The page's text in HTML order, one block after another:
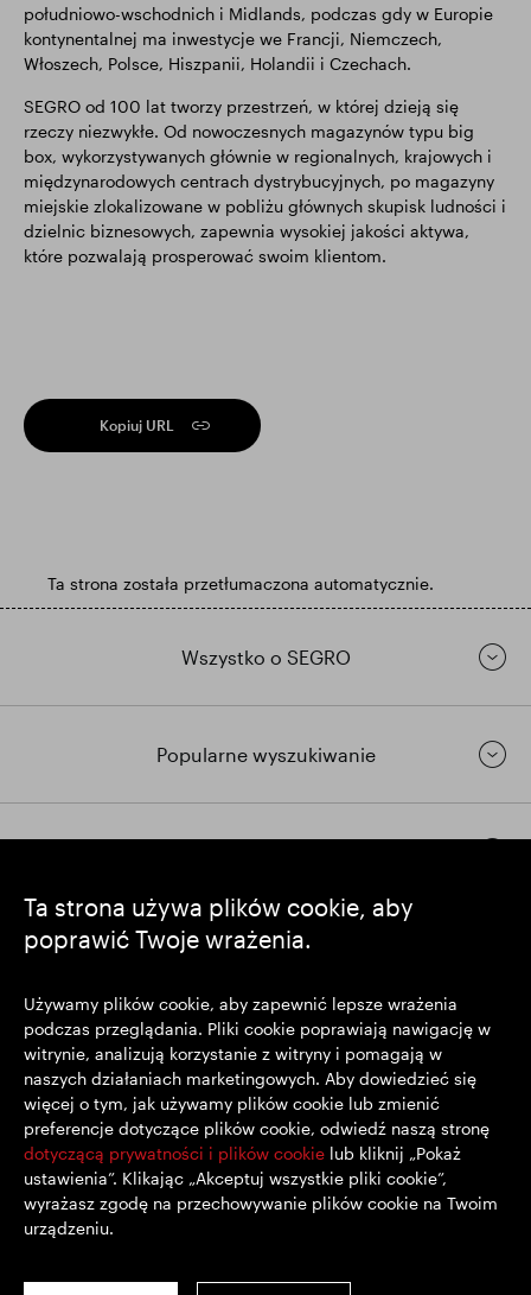
Ta strona używa plików cookie, aby
poprawić Twoje wrażenia.
Używamy plików cookie, aby zapewnić lepsze wrażenia
podczas przeglądania. Pliki cookie poprawiają nawigację w
witrynie, analizują korzystanie z witryny i pomagają w
naszych działaniach marketingowych. Aby dowiedzieć się
więcej o tym, jak używamy plików cookie lub zmienić
preferencje dotyczące plików cookie, odwiedź naszą stronę
dotyczącą prywatności i plików cookie lub kliknij „Pokaż
ustawienia”. Klikając „Akceptuj wszystkie pliki cookie”,
wyrażasz zgodę na przechowywanie plików cookie na Twoim
urządzeniu.
południowo-wschodnich i Midlands, podczas gdy w Europie
kontynentalnej ma inwestycje we Francji, Niemczech,
Włoszech, Polsce, Hiszpanii, Holandii i Czechach.
SEGRO od 100 lat tworzy przestrzeń, w której dzieją się
rzeczy niezwykłe. Od nowoczesnych magazynów typu big
box, wykorzystywanych głównie w regionalnych, krajowych i
międzynarodowych centrach dystrybucyjnych, po magazyny
miejskie zlokalizowane w pobliżu głównych skupisk ludności i
dzielnic biznesowych, zapewnia wysokiej jakości aktywa,
które pozwalają prosperować swoim klientom.
Kopiuj URL
Ta strona została przetłumaczona automatycznie.
Wszystko o SEGRO
Popularne wyszukiwanie
https://www.linkedin.com/
https://www.youtube.com/
SEGRO plc
Siedziba: 1 New Burlington Place, Londyn W1S 2HR
Zarejestrowana w Wielkiej Brytanii pod nr 167591
Miejsce rejestracji: Anglia i Walia
© SEGRO 2022
Wyłączenie Odpowiedzialności
Polityka prywatności
Polityka plików cookie